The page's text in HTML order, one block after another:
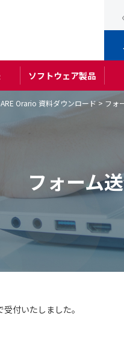
ソフトウェア製品
フォーム
Orario 資料ダウンロード > フォ
付いたしました。